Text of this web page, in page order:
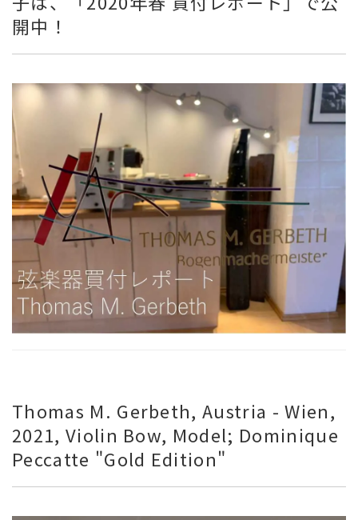
開中！
Thomas M. Gerbeth, Austria - Wien,
2021, Violin Bow, Model; Dominique
Peccatte "Gold Edition"